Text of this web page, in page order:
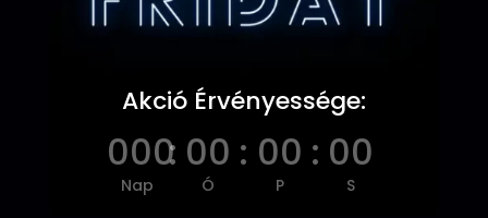
Akció Érvényessége:
000
Nap
: 00
Ó
: 00
P
: 00
S